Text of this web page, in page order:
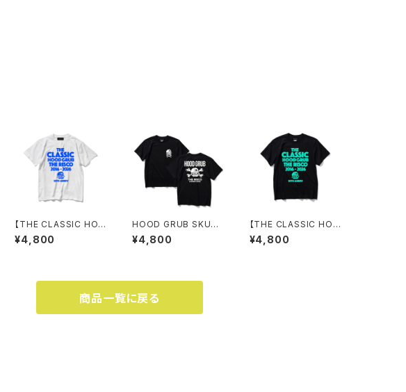
【THE CLASSIC HOO
D GRUB】 Tee
¥4,800
HOOD GRUB SKULL
Tee
¥4,800
【THE CLASSIC HOO
D GRUB】 Tee
¥4,800
商品一覧に戻る